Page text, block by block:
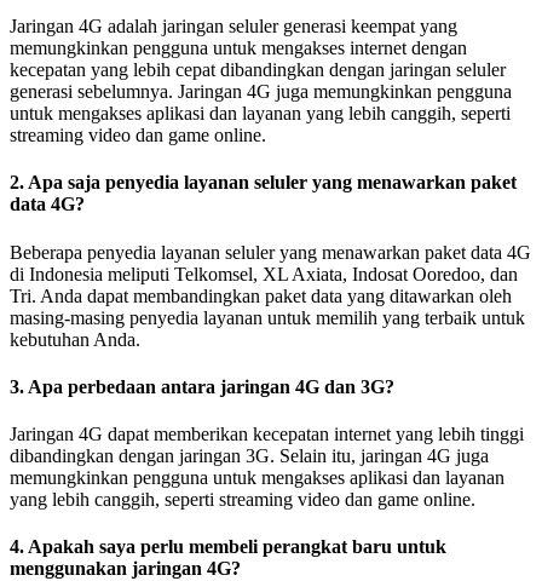
Jaringan 4G adalah jaringan seluler generasi keempat yang
memungkinkan pengguna untuk mengakses internet dengan
kecepatan yang lebih cepat dibandingkan dengan jaringan seluler
generasi sebelumnya. Jaringan 4G juga memungkinkan pengguna
untuk mengakses aplikasi dan layanan yang lebih canggih, seperti
streaming video dan game online.
2. Apa saja penyedia layanan seluler yang menawarkan paket
data 4G?
Beberapa penyedia layanan seluler yang menawarkan paket data 4G
di Indonesia meliputi Telkomsel, XL Axiata, Indosat Ooredoo, dan
Tri. Anda dapat membandingkan paket data yang ditawarkan oleh
masing-masing penyedia layanan untuk memilih yang terbaik untuk
kebutuhan Anda.
3. Apa perbedaan antara jaringan 4G dan 3G?
Jaringan 4G dapat memberikan kecepatan internet yang lebih tinggi
dibandingkan dengan jaringan 3G. Selain itu, jaringan 4G juga
memungkinkan pengguna untuk mengakses aplikasi dan layanan
yang lebih canggih, seperti streaming video dan game online.
4. Apakah saya perlu membeli perangkat baru untuk
menggunakan jaringan 4G?